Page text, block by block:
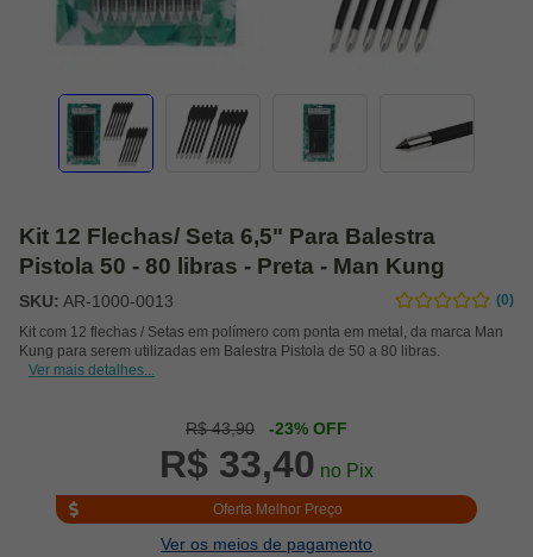
Kit 12 Flechas/ Seta 6,5" Para Balestra
Pistola 50 - 80 libras - Preta - Man Kung
SKU: AR-1000-0013
(0)
Kit com 12 flechas / Setas em polímero com ponta em metal, da marca Man
Kung para serem utilizadas em Balestra Pistola de 50 a 80 libras.
Ver mais detalhes...
R$ 43,90 -23% OFF
R$ 33,40 no Pix
Oferta Melhor Preço
Ver os meios de pagamento